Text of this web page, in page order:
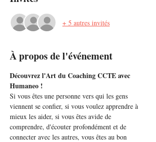
+ 5 autres invités
À propos de l'événement
Découvrez l'Art du Coaching CCTE avec
Humaneo !
Si vous êtes une personne vers qui les gens
viennent se confier, si vous voulez apprendre à
mieux les aider, si vous êtes avide de
comprendre, d'écouter profondément et de
connecter avec les autres, vous êtes au bon